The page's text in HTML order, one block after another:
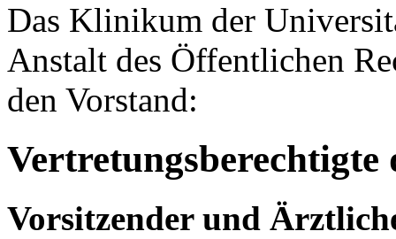
Das Klinikum der
Anstalt des Öffentlichen
den Vorstand:
Vertretungsberechtigte
Vorsitzender und